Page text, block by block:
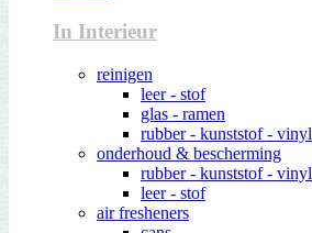
In Interieur
reinigen
leer - stof
glas - ramen
rubber - kunststof - vinyl
onderhoud & bescherming
rubber - kunststof - vinyl
leer - stof
air fresheners